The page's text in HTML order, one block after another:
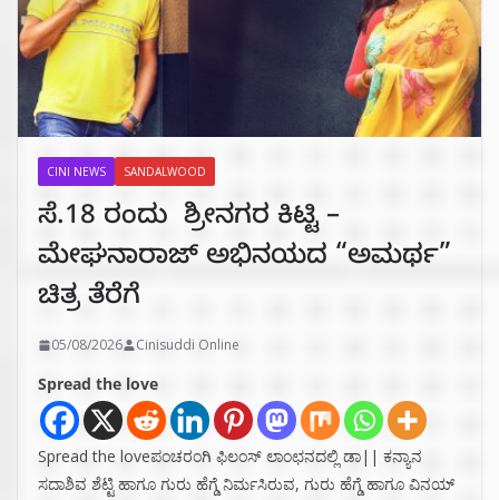
CINI NEWS SANDALWOOD
ಸೆ.18 ರಂದು ಶ್ರೀನಗರ ಕಿಟ್ಟಿ –
ಮೇಘನಾರಾಜ್ ಅಭಿನಯದ “ಅಮರ್ಥ”
ಚಿತ್ರ ತೆರೆಗೆ
05/08/2026 Cinisuddi Online
Spread the love
Spread the loveಪಂಚರಂಗಿ ಫಿಲಂಸ್ ಲಾಂಛನದಲ್ಲಿ ಡಾ|| ಕನ್ಯಾನ
ಸದಾಶಿವ ಶೆಟ್ಟಿ ಹಾಗೂ ಗುರು ಹೆಗ್ಡೆ ನಿರ್ಮಸಿರುವ, ಗುರು ಹೆಗ್ಡೆ ಹಾಗೂ ವಿನಯ್